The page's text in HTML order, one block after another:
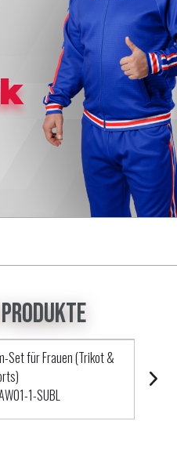
Set für Frauen (Trikot &
1-SUBL